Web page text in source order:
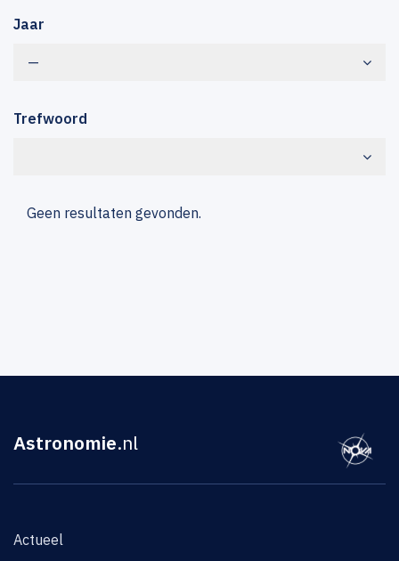
Jaar
—
Trefwoord
Geen resultaten gevonden.
Astronomie.nl
Actueel